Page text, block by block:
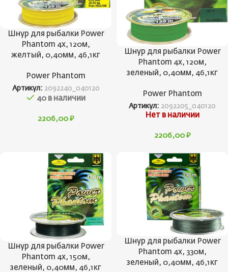
Шнур для рыбалки Power
Phantom 4x, 120м,
желтый, 0,40мм, 46,1кг
Power Phantom
Артикул: 2092240_040120
40 в наличии
2206,00 ₽
Шнур для рыбалки Power
Phantom 4x, 120м,
зеленый, 0,40мм, 46,1кг
Power Phantom
Артикул: 2092205_040120
Нет в наличии
2206,00 ₽
Шнур для рыбалки Power
Phantom 4x, 150м,
зеленый, 0,40мм, 46,1кг
Шнур для рыбалки Power
Phantom 4x, 330м,
зеленый, 0,40мм, 46,1кг